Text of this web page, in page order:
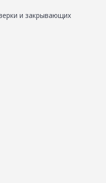
и закрывающих